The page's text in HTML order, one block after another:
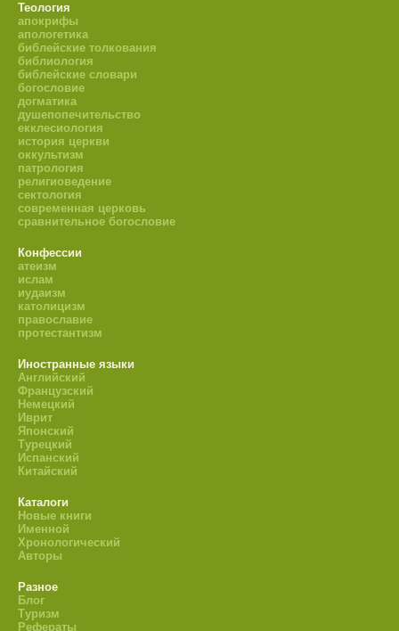
Теология
апокрифы
апологетика
библейские толкования
библиология
библейские словари
богословие
догматика
душепопечительство
екклесиология
история церкви
оккультизм
патрология
религиоведение
сектология
современная церковь
сравнительное богословие
Конфессии
атеизм
ислам
иудаизм
католицизм
православие
протестантизм
Иностранные языки
Английский
Французский
Немецкий
Иврит
Японский
Турецкий
Испанский
Китайский
Каталоги
Новые книги
Именной
Хронологический
Авторы
Разное
Блог
Туризм
Рефераты